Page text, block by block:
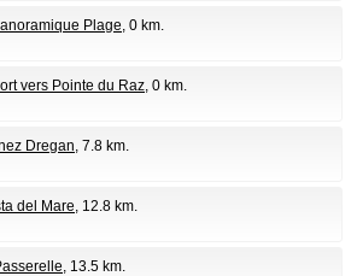
Plage, 0 km.
vers Pointe du Raz, 0 km.
Dregan, 7.8 km.
del Mare, 12.8 km.
, 13.5 km.